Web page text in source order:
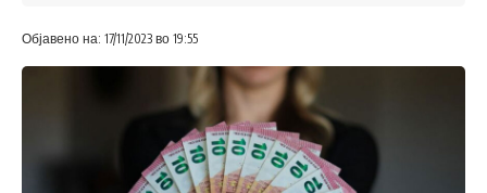
Објавено на: 17/11/2023 во 19:55